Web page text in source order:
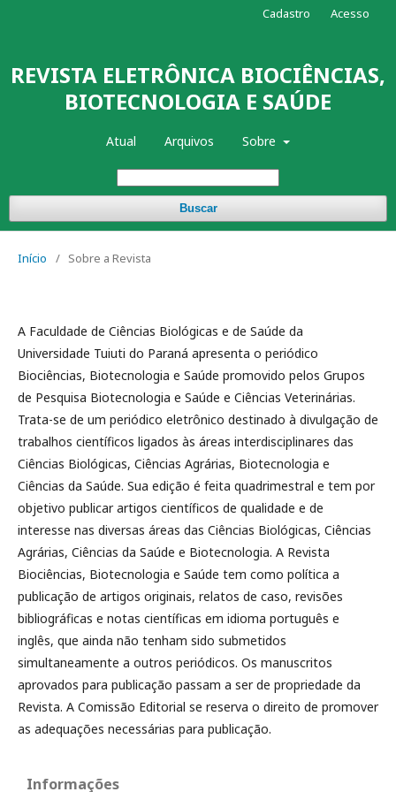
REVISTA ELETRÔNICA BIOCIÊNCIAS,
BIOTECNOLOGIA E SAÚDE
Atual Arquivos Sobre
Buscar
Cadastro Acesso
Início / Sobre a Revista
A Faculdade de Ciências Biológicas e de Saúde da
Universidade Tuiuti do Paraná apresenta o periódico
Biociências, Biotecnologia e Saúde promovido pelos Grupos
de Pesquisa Biotecnologia e Saúde e Ciências Veterinárias.
Trata-se de um periódico eletrônico destinado à divulgação de
trabalhos científicos ligados às áreas interdisciplinares das
Ciências Biológicas, Ciências Agrárias, Biotecnologia e
Ciências da Saúde. Sua edição é feita quadrimestral e tem por
objetivo publicar artigos científicos de qualidade e de
interesse nas diversas áreas das Ciências Biológicas, Ciências
Agrárias, Ciências da Saúde e Biotecnologia. A Revista
Biociências, Biotecnologia e Saúde tem como política a
publicação de artigos originais, relatos de caso, revisões
bibliográficas e notas científicas em idioma português e
inglês, que ainda não tenham sido submetidos
simultaneamente a outros periódicos. Os manuscritos
aprovados para publicação passam a ser de propriedade da
Revista. A Comissão Editorial se reserva o direito de promover
as adequações necessárias para publicação.
Informações